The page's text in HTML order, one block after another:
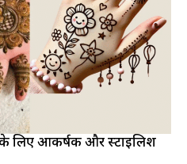
लिए आकर्षक और स्टाइलिश